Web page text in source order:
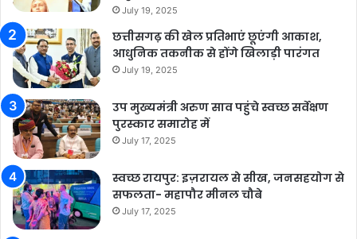
July 19, 2025
छत्तीसगढ़ की खेल प्रतिभाएं छूएंगी आकाश,
आधुनिक तकनीक से होंगे खिलाड़ी पारंगत
July 19, 2025
उप मुख्यमंत्री अरुण साव पहुंचे स्वच्छ सर्वेक्षण
पुरस्कार समारोह में
July 17, 2025
स्वच्छ रायपुर: इज़रायल से सीख, जनसहयोग से
सफलता- महापौर मीनल चौबे
July 17, 2025